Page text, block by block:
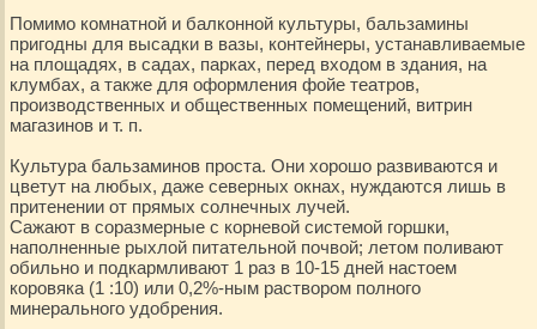
Помимо комнатной и балконной культуры, бальзамины
пригодны для высадки в вазы, контейнеры, устанавливаемые
на площадях, в садах, парках, перед входом в здания, на
клумбах, а также для оформления фойе театров,
производственных и общественных помещений, витрин
магазинов и т. п.
Культура бальзаминов проста. Они хорошо развиваются и
цветут на любых, даже северных окнах, нуждаются лишь в
притенении от прямых солнечных лучей.
Сажают в соразмерные с корневой системой горшки,
наполненные рыхлой питательной почвой; летом поливают
обильно и подкармливают 1 раз в 10-15 дней настоем
коровяка (1 :10) или 0,2%-ным раствором полного
минерального удобрения.